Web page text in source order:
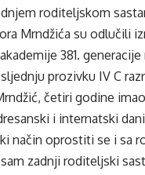
roditeljskom
Mrndžića su odlučili
381.
prozivku IV C
četiri godine
i internatski
način oprostiti se i sa
zadnji roditeljski